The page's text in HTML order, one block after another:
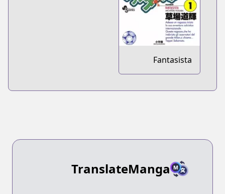
Fantasista
TranslateManga